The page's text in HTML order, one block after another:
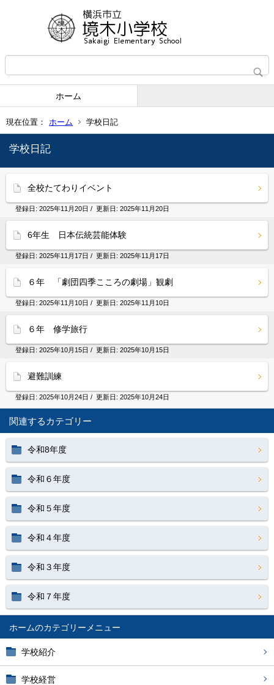
ホーム
現在位置： ホーム 学校日記
ホーム
学校紹介
学校経営
学校日記
全校たてわりイベント
登録日: 2025年11月20日 / 更新日: 2025年11月20日
6年生 日本伝統芸能体験
登録日: 2025年11月17日 / 更新日: 2025年11月17日
６年 「劇団四季こころの劇場」観劇
登録日: 2025年11月10日 / 更新日: 2025年11月10日
６年 修学旅行
登録日: 2025年10月15日 / 更新日: 2025年10月15日
避難訓練
登録日: 2025年10月24日 / 更新日: 2025年10月24日
関連するカテゴリー
令和8年度
令和６年度
令和５年度
令和４年度
令和３年度
令和７年度